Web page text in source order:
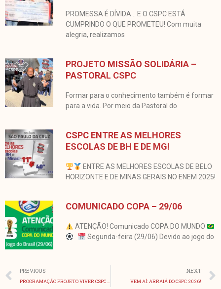
PROMESSA É DÍVIDA… E O CSPC ESTÁ
CUMPRINDO O QUE PROMETEU! Com muita
alegria, realizamos
PROJETO MISSÃO SOLIDÁRIA –
PASTORAL CSPC
Formar para o conhecimento também é formar
para a vida. Por meio da Pastoral do
CSPC ENTRE AS MELHORES
ESCOLAS DE BH E DE MG!
ENTRE AS MELHORES ESCOLAS DE BELO
HORIZONTE E DE MINAS GERAIS NO ENEM 2025!
COMUNICADO COPA – 29/06
ATENÇÃO! Comunicado COPA DO MUNDO
Segunda-feira (29/06) Devido ao jogo do
Anterior
PREVIOUS
PROGRAMAÇÃO PROJETO VIVER CSPC 2026
NEXT
VEM AÍ: ARRAIÁ DO CSPC 2026!